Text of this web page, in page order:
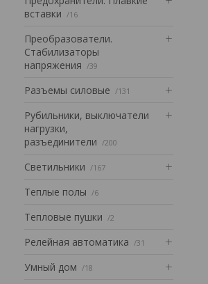
вставки
16
Преобразователи.
Стабилизаторы
напряжения
39
Разъемы силовые 131
Рубильники, выключатели
нагрузки,
разъединители
200
Светильники 167
Теплые полы 6
Тепловые пушки 2
Релейная автоматика 31
Умный дом 18